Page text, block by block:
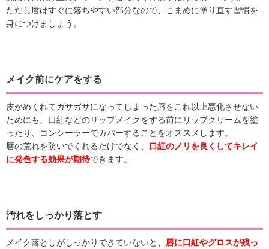
ただし唇はすぐに落ちやすい部分なので、こまめに塗り直す習慣を
身につけましょう。
メイク前にケアをする
皮がめくれてガサガサになってしまった唇をこれ以上悪化させない
ためにも、口紅などのリップメイクをする前にリップクリームを塗
ったり、コンシーラーでカバーすることをオススメします。
唇の荒れを防いでくれるだけでなく、 口紅のノリを良くしてキレイ
に発色する効果が期待できます。
汚れをしっかり落とす
メイク落としがしっかりできていないと、 唇に口紅やグロスが残っ